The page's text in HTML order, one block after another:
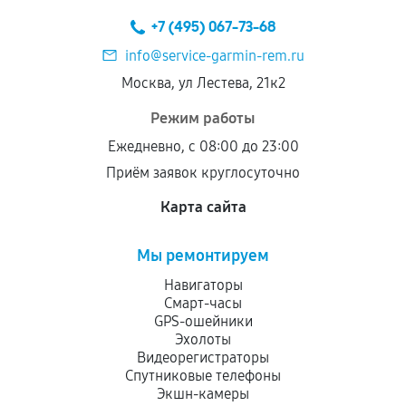
Установка была выполнена нашим сервисным
При этом гарантия на сами комплектующие
продавца. За качество сторонних деталей
сервисный центр ответственности не несет.
+7 (495) 067-73-68
info@service-garmin-rem.ru
Москва, ул Лестева, 21к2
Режим работы
Ежедневно, с 08:00 до 23:00
Приём заявок круглосуточно
Карта сайта
Мы ремонтируем
Навигаторы
Смарт-часы
GPS-ошейники
Эхолоты
Видеорегистраторы
Спутниковые телефоны
Экшн-камеры